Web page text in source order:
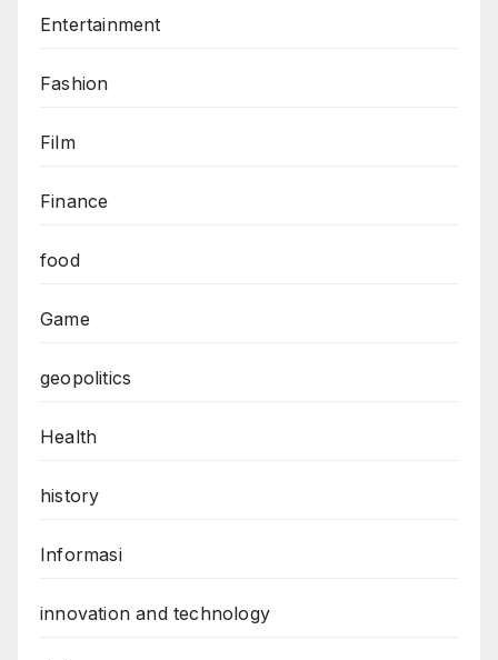
Entertainment
Fashion
Film
Finance
food
Game
geopolitics
Health
history
Informasi
innovation and technology